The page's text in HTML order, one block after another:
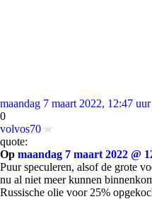
maandag 7 maart 2022, 12:47 uur
0
volvos70
quote:
Op maandag 7 maart 2022 @
Puur speculeren, alsof de grote
nu al niet meer kunnen
Russische olie voor 25%